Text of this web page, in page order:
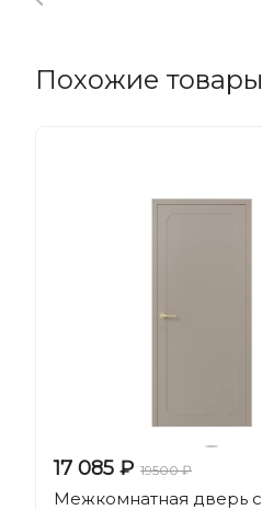
Похожие товары
17 085 ₽ 19500 ₽
Межкомнатная дверь с